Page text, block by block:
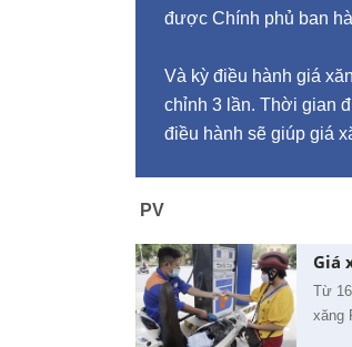
được Chính phủ ban
Và kỳ điều hành giá
chỉnh 3 lần. Thời gian
điều hành sẽ giúp giá
PV
Giá
Từ
xăng